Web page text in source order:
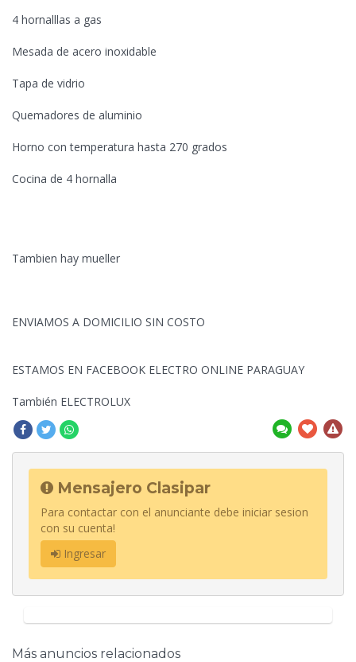
4 hornalllas a gas
Mesada de acero inoxidable
Tapa de vidrio
Quemadores de aluminio
Horno con temperatura hasta 270 grados
Cocina de 4 hornalla
Tambien hay mueller
ENVIAMOS A DOMICILIO SIN COSTO
ESTAMOS EN FACEBOOK ELECTRO ONLINE PARAGUAY
También ELECTROLUX
Mensajero Clasipar
Para contactar con el anunciante debe iniciar sesion
con su cuenta!
Ingresar
Más anuncios relacionados